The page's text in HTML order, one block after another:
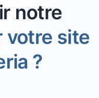
notre
votre site
?